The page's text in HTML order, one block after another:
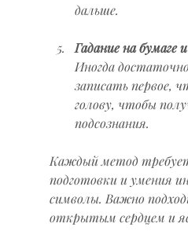
дальше.
Гадание на бумаге
Иногда
записать первое,
голову, чтобы
подсознания.
Каждый метод
подготовки и умения
символы. Важно
открытым сердцем и